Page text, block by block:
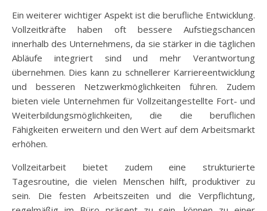
Ein weiterer wichtiger Aspekt ist die berufliche Entwicklung.
Vollzeitkräfte haben oft bessere Aufstiegschancen
innerhalb des Unternehmens, da sie stärker in die täglichen
Abläufe integriert sind und mehr Verantwortung
übernehmen. Dies kann zu schnellerer Karriereentwicklung
und besseren Netzwerkmöglichkeiten führen. Zudem
bieten viele Unternehmen für Vollzeitangestellte Fort- und
Weiterbildungsmöglichkeiten, die die beruflichen
Fähigkeiten erweitern und den Wert auf dem Arbeitsmarkt
erhöhen.
Vollzeitarbeit bietet zudem eine strukturierte
Tagesroutine, die vielen Menschen hilft, produktiver zu
sein. Die festen Arbeitszeiten und die Verpflichtung,